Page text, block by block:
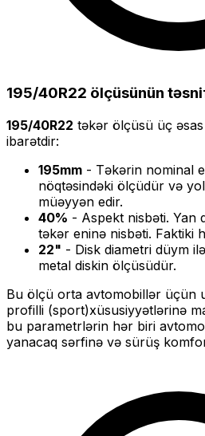
195/40R22 ölçüsünün
195/40R22 təkər ölçüsü üç
ibarətdir:
195mm - Təkərin nominal
nöqtəsindəki ölçüdür və
müəyyən edir.
40% - Aspekt nisbəti. Yan
təkər eninə nisbəti. Faktiki
22" - Disk diametri düym
metal diskin ölçüsüdür.
Bu ölçü orta avtomobillər üçün
profilli (sport)xüsusiyyətlərinə
bu parametrlərin hər biri
yanacaq sərfinə və sürüş